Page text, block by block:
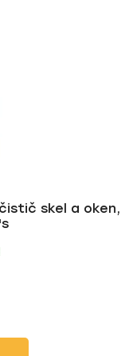
skel a oken,